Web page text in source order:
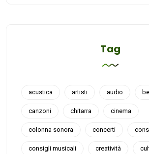
Tag
acustica artisti audio
canzoni chitarra cinema
colonna sonora concerti
consigli musicali creatività